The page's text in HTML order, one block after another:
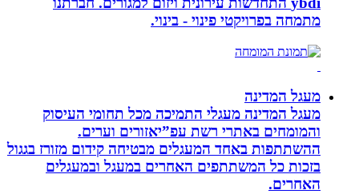
מתמחה בפרויקטי פינוי - בינוי.
מעגל המדינה
מעגל המדינה מעגלי התמיכה מכל תחומי העיסוק
והמומחים באתרי רשת עפ”יאזורים וערים.
ההשתתפות באחד המעגלים מבטיחה קידום מזורז בגגול
בזכות כל המשתתפים האחרים במעגל ובמעגלים
האחרים.